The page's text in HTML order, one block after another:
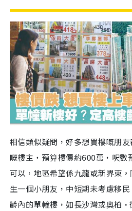
相信類似疑問，好多想買樓嘅朋
嘅樓主，預算樓價約600萬，呎
可以，地區希望係九龍或新界東
生一個小朋友，中短期未考慮移
齡內的單幢樓，如長沙灣或奧柏·